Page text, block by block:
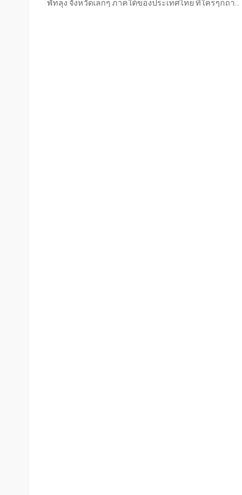
พัทลุง จังหวัดเล็กๆ ภาคใต้ของประเทศไทย ที่ใครๆก็ถา...